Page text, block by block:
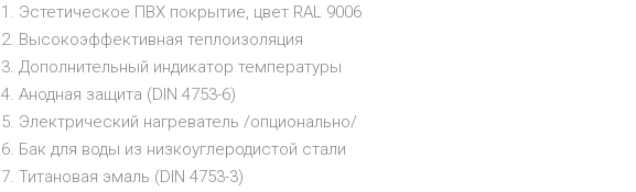
1. Эстетическое ПВХ покрытие, цвет RAL 9006
2. Высокоэффективная теплоизоляция
3. Дополнительный индикатор температуры
4. Анодная защита (DIN 4753-6)
5. Электрический нагреватель /опционально/
6. Бак для воды из низкоуглеродистой стали
7. Титановая эмаль (DIN 4753-3)